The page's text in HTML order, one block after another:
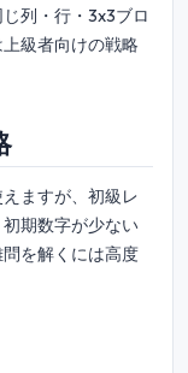
列・行・3x3ブロ
級者向けの戦略
ますが、初級レ
期数字が少ない
を解くには高度